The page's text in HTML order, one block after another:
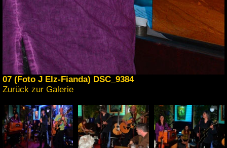
07 (Foto J Elz-Fianda) DSC_9384
Zurück zur Galerie